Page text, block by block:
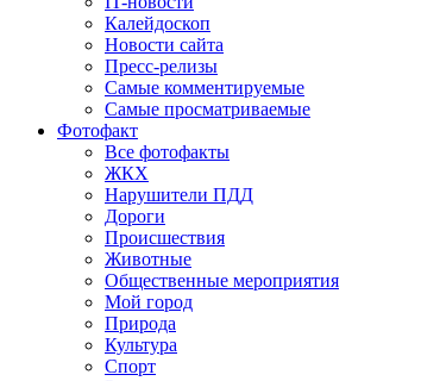
Калейдоскоп
Новости сайта
Пресс-релизы
Самые комментируемые
Самые просматриваемые
Фотофакт
Все фотофакты
ЖКХ
Нарушители ПДД
Дороги
Происшествия
Животные
Общественные мероприятия
Мой город
Природа
Культура
Спорт